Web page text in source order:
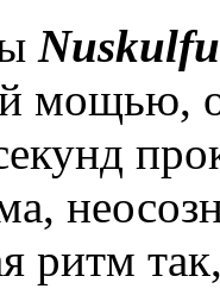
мощью,
ритм